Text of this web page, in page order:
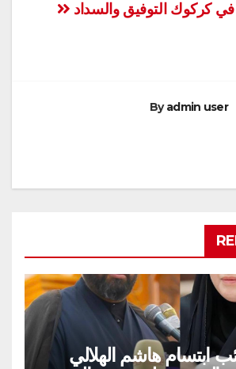
في كركوك التوفيق والسداد
Byadmin user
ابتسام هاشم الهلالي